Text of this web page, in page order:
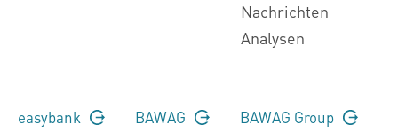
Nachrichten
Analysen
easybank BAWAG BAWAG Group